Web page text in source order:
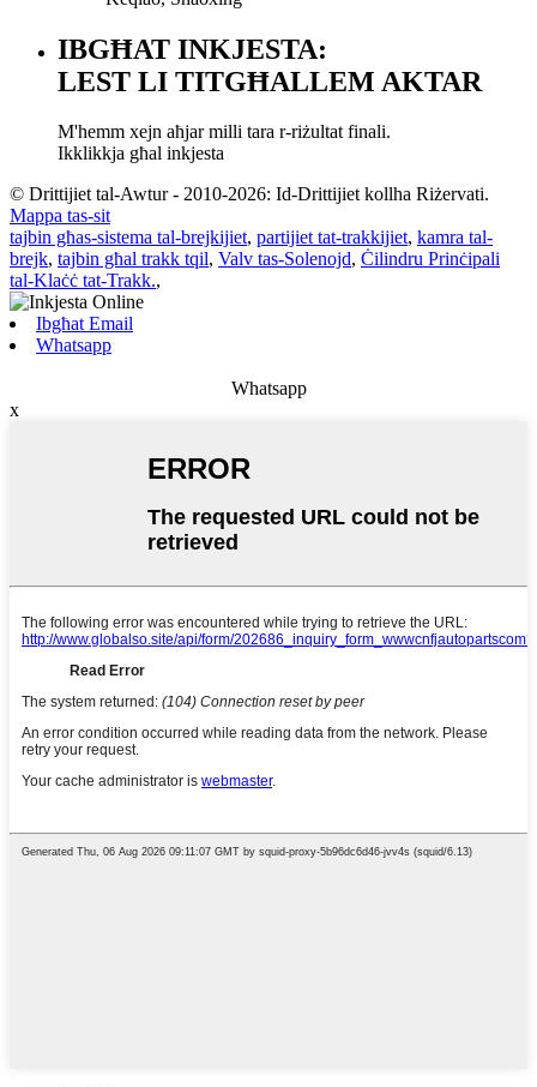
IBGĦAT INKJESTA:
LEST LI TITGĦALLEM AKTAR
M'hemm xejn aħjar milli tara r-riżultat finali.
Ikklikkja għal inkjesta
© Drittijiet tal-Awtur - 2010-2026: Id-Drittijiet kollha Riżervati.
Mappa tas-sit
tajbin għas-sistema tal-brejkijiet, partijiet tat-trakkijiet, kamra tal-
brejk, tajbin għal trakk tqil, Valv tas-Solenojd, Ċilindru Prinċipali
tal-Klaċċ tat-Trakk.,
Ibgħat Email
Whatsapp
Whatsapp
x